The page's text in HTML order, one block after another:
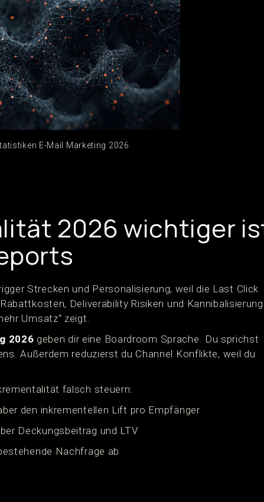
E-Mail Marketing 2026
2026 wichtiger
Strecken und Personalisierung, weil die Last Click
Deliverability Risiken und
Umsatz“ zeigt.
2026 geben dir eine Boardroom Sprache. Du sprichst
Außerdem reduzierst du Channel Konflikte, weil du
falsch steuern:
den inkrementellen Lift pro Empfänger
Deckungsbeitrag und LTV
Nachfrage ab